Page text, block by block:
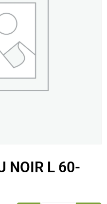
NOIR L 60-